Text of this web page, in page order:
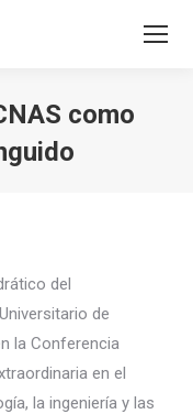
como
del
de
la Conferencia
en el
la ingeniería y las